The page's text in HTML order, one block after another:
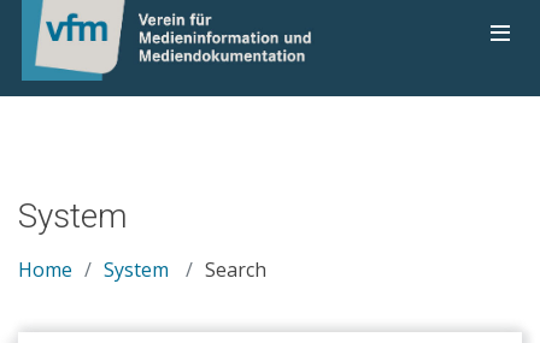
System
Home System Search